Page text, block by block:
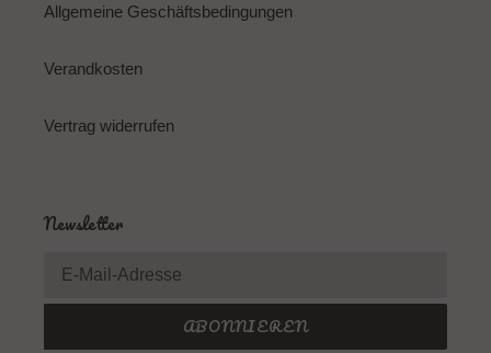
Allgemeine Geschäftsbedingungen
Verandkosten
Vertrag widerrufen
Newsletter
ABONNIEREN